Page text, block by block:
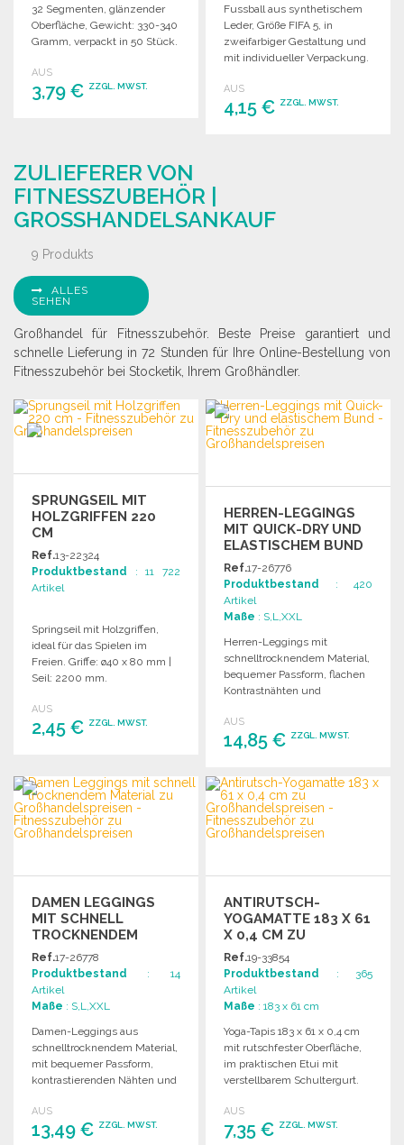
32 Segmenten, glänzender
Oberfläche, Gewicht: 330-340
Gramm, verpackt in 50 Stück.
AUS
3,79 € ZZGL. MWST.
Fussball aus synthetischem
Leder, Größe FIFA 5, in
zweifarbiger Gestaltung und
mit individueller Verpackung.
AUS
4,15 € ZZGL. MWST.
ZULIEFERER VON
FITNESSZUBEHÖR |
GROSSHANDELSANKAUF
9 Produkts
ALLES
SEHEN
Großhandel für Fitnesszubehör. Beste Preise garantiert und
schnelle Lieferung in 72 Stunden für Ihre Online-Bestellung von
Fitnesszubehör bei Stocketik, Ihrem Großhändler.
SPRUNGSEIL MIT
HOLZGRIFFEN 220
CM
Ref.13-22324
Produktbestand : 11 722
Artikel
Springseil mit Holzgriffen,
ideal für das Spielen im
Freien. Griffe: ø40 x 80 mm |
Seil: 2200 mm.
AUS
2,45 € ZZGL. MWST.
Angebot anfordern
HERREN-LEGGINGS
MIT QUICK-DRY UND
ELASTISCHEM BUND
Ref.17-26776
Produktbestand : 420
Artikel
Maße : S,L,XXL
Herren-Leggings mit
schnelltrocknendem Material,
bequemer Passform, flachen
Kontrastnähten und
Kordelzug. Inklusive kleiner
Innentasche.
AUS
14,85 € ZZGL. MWST.
BESTELLEN
Angebot anfordern
DAMEN LEGGINGS
MIT SCHNELL
TROCKNENDEM
MATERIAL
Ref.17-26778
Produktbestand : 14
Artikel
Maße : S,L,XXL
Damen-Leggings aus
schnelltrocknendem Material,
mit bequemer Passform,
kontrastierenden Nähten und
Kordelzug. Kleine
Innentasche.
AUS
13,49 € ZZGL. MWST.
ANTIRUTSCH-
YOGAMATTE 183 X 61
X 0,4 CM ZU
GROSSHANDELSPREISEN
Ref.19-33854
Produktbestand : 365
Artikel
Maße : 183 x 61 cm
Yoga-Tapis 183 x 61 x 0,4 cm
mit rutschfester Oberfläche,
im praktischen Etui mit
verstellbarem Schultergurt.
unterwegs.
AUS
7,35 € ZZGL. MWST.